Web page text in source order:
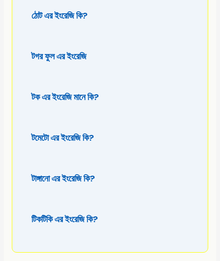
ঠোট এর ইংরেজি কি?
টগর ফুল এর ইংরেজি
টক এর ইংরেজি মানে কি?
টমেটো এর ইংরেজি কি?
টাঙ্গানো এর ইংরেজি কি?
টিকটিকি এর ইংরেজি কি?